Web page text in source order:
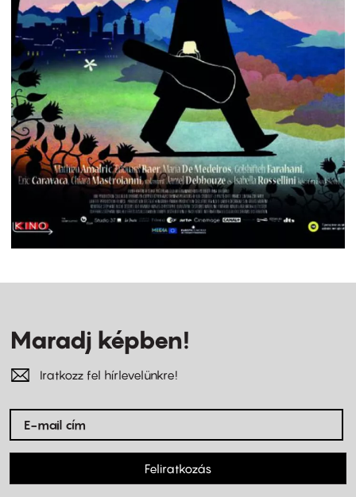
Maradj képben!
Iratkozz fel hírlevelünkre!
Feliratkozás